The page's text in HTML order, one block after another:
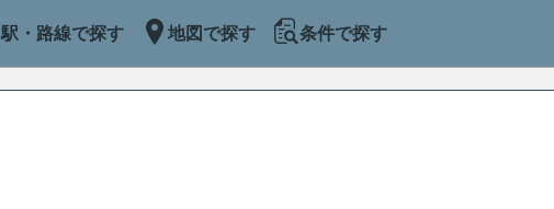
駅・路線で探す 地図で探す 条件で探す